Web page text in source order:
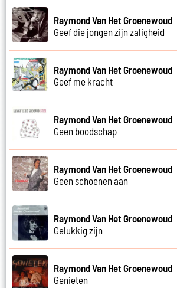
Raymond Van Het Groenewoud
Geef die jongen zijn zaligheid
Raymond Van Het Groenewoud
Geef me kracht
Raymond Van Het Groenewoud
Geen boodschap
Raymond Van Het Groenewoud
Geen schoenen aan
Raymond Van Het Groenewoud
Gelukkig zijn
Raymond Van Het Groenewoud
Genieten